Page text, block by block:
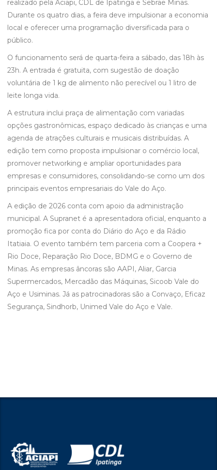
realizado pela Aciapi, CDL de Ipatinga e Sebrae Minas.
Durante os quatro dias, a feira deve impulsionar a economia
local e oferecer uma programação diversificada para o
público.
O funcionamento será de quarta-feira a sábado, das 18h às
23h. A entrada é gratuita, com sugestão de doação
voluntária de 1 kg de alimento não perecível ou 1 litro de
leite longa vida.
A estrutura inclui praça de alimentação com variadas
opções gastronômicas, espaço dedicado às crianças e uma
agenda de atrações culturais e musicais distribuídas. A
edição tem como proposta impulsionar o comércio local,
promover networking e ampliar oportunidades para
empresas e consumidores, consolidando-se como um dos
principais eventos empresariais do Vale do Aço.
A edição de 2026 conta com apoio da administração
municipal. A Supranet é a apresentadora oficial, enquanto a
promoção fica por conta do Diário do Aço e da Rádio
Itatiaia. O evento também tem parceria com a Coopera +
Rio Doce, Reparação Rio Doce, BDMG e o Governo de
Minas. As empresas âncoras são AAPI, Aliar, Garcia
Supermercados, Mercadão das Máquinas, Sicoob Vale do
Aço e Usiminas. Já as patrocinadoras são a Convaço, Eficaz
Segurança, Sindhorb, Unimed Vale do Aço e Vale.